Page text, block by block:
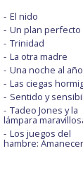
El nido
Un plan perfecto
Trinidad
La otra madre
Una noche al año
Las ciegas
Sentido y
Tadeo Jones y la
lámpara
Los juegos del
hambre: